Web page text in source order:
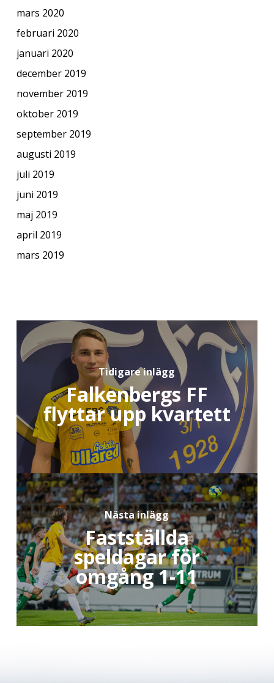
mars 2020
februari 2020
januari 2020
december 2019
november 2019
oktober 2019
september 2019
augusti 2019
juli 2019
juni 2019
maj 2019
april 2019
mars 2019
Tidigare inlägg
Falkenbergs FF
flyttar upp kvartett
Nästa inlägg
Fastställda
speldagar för
omgång 1-11